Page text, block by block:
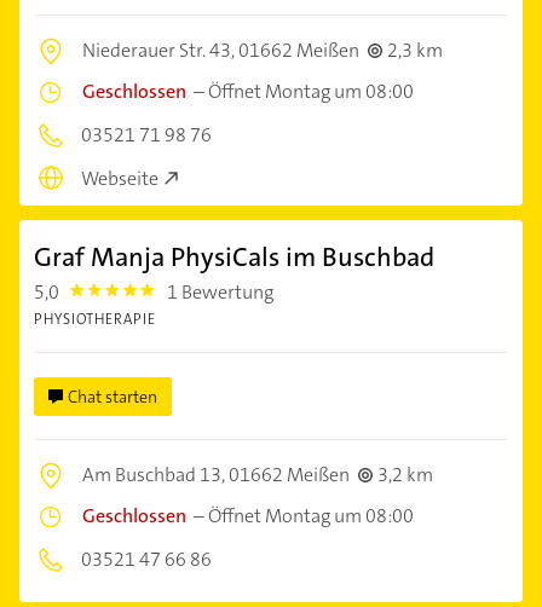
Niederauer Str. 43,01662 Meißen
2,3 km
Geschlossen –Öffnet Montag um 08:00
03521 71 98 76
Webseite
Graf Manja PhysiCals im Buschbad
5,0 5.0 1 Bewertung
PHYSIOTHERAPIE
Chat starten
Am Buschbad 13,01662 Meißen
3,2 km
Geschlossen –Öffnet Montag um 08:00
03521 47 66 86